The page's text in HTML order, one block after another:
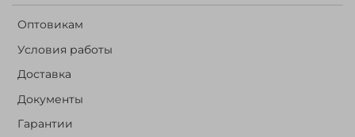
Оптовикам
Условия работы
Доставка
Документы
Гарантии